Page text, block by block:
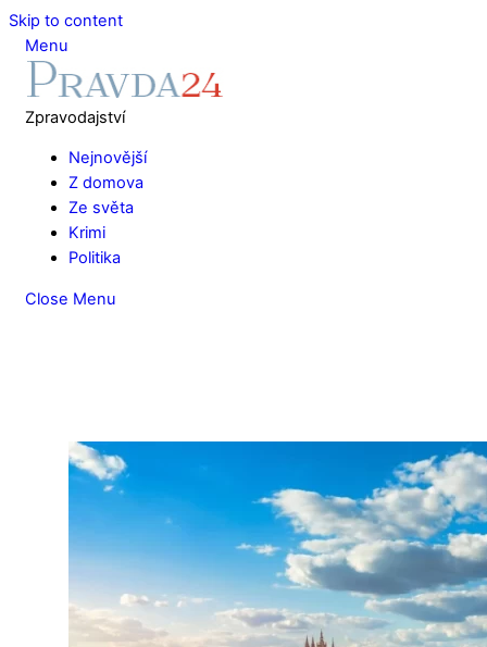
Skip to content
Menu
Zpravodajství
Nejnovější
Z domova
Ze světa
Krimi
Politika
Close Menu